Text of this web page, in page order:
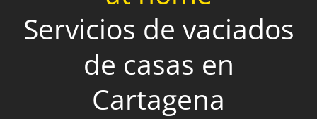
Servicios de vaciados
de casas en
Cartagena